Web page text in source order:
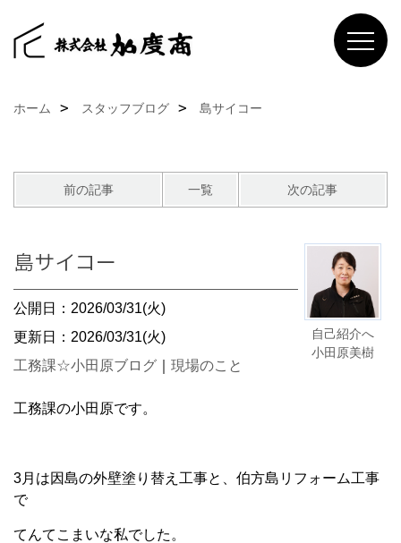
ホーム スタッフブログ 島サイコー
前の記事 一覧 次の記事
自己紹介へ
小田原美樹
島サイコー
公開日：2026/03/31(火)
更新日：2026/03/31(火)
工務課☆小田原ブログ
現場のこと
工務課の小田原です。
3月は因島の外壁塗り替え工事と、伯方島リフォーム工事
で
てんてこまいな私でした。